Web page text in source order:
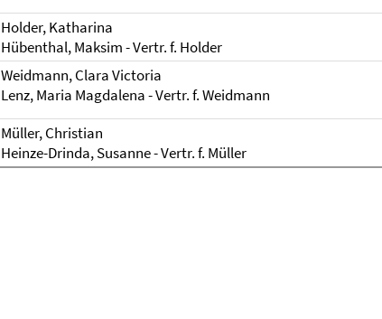
Holder, Katharina
Hübenthal, Maksim - Vertr. f. Holder
Weidmann, Clara Victoria
Lenz, Maria Magdalena - Vertr. f. Weidmann
Müller, Christian
Heinze-Drinda, Susanne - Vertr. f. Müller